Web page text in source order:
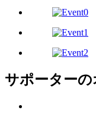
サポーター